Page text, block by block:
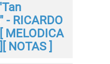
- RICARDO
MELODICA
NOTAS ]